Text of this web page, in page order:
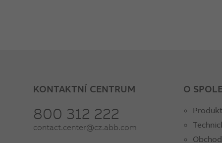
KONTAKTNÍ CENTRUM
800 312 222
contact.center@cz.abb.com
O